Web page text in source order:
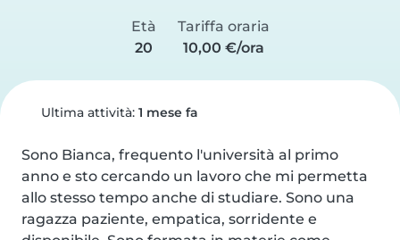
Età
20
Tariffa oraria
10,00 €/ora
Ultima attività: 1 mese fa
Sono Bianca, frequento l'università al primo
anno e sto cercando un lavoro che mi permetta
allo stesso tempo anche di studiare. Sono una
ragazza paziente, empatica, sorridente e